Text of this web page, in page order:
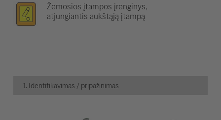
Žemosios įtampos įrenginys,
atjungiantis aukštąją įtampą
1. Identifikavimas / pripažinimas